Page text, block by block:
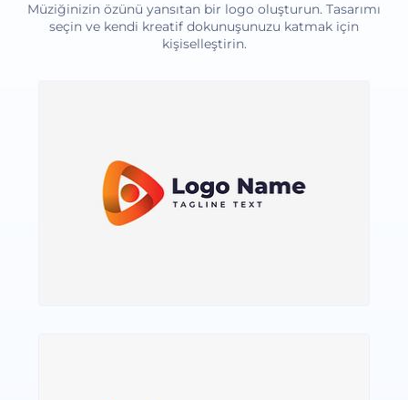
Müziğinizin özünü yansıtan bir logo oluşturun. Tasarımı
seçin ve kendi kreatif dokunuşunuzu katmak için
kişiselleştirin.